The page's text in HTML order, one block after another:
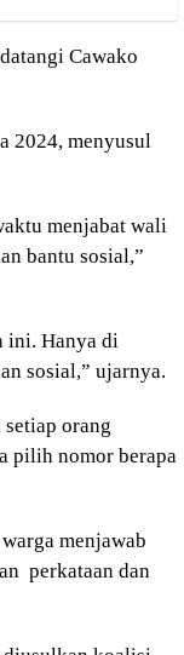
Cawako
2024, menyusul
menjabat wali
bantu sosial,”
ini. Hanya di
sosial,” ujarnya.
setiap orang
pilih nomor berapa
menjawab
perkataan dan